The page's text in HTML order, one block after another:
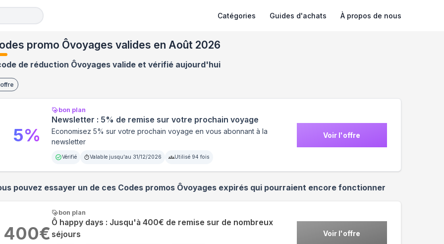
Catégories Guides d'achats À propos de nous
promo Ôvoyages valides en Août 2026
de réduction Ôvoyages valide et vérifié aujourd'hui
offre
bon plan
Newsletter : 5% de remise sur votre prochain voyage
Economisez 5% sur votre prochain voyage en vous abonnant à la
newsletter
Vérifié Valable jusqu'au 31/12/2026 Utilisé 94 fois
Voir l'offre
5%
pouvez essayer un de ces Codes promos Ôvoyagesexpirés qui pourraient encore fonctionner
bon plan
Ô happy days : Jusqu'à 400€ de remise sur de nombreux
séjours
Voir l'offre
400€